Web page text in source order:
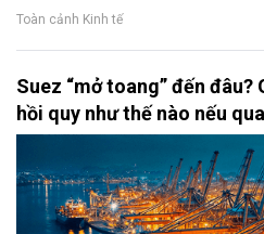
Toàn cảnh Kinh tế
Suez “mở toang” đến
hồi quy như thế nào nếu